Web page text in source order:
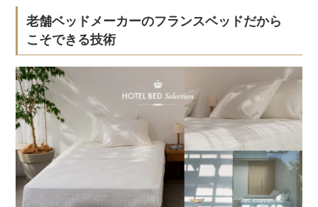
老舗ベッドメーカーのフランスベッドだから
こそできる技術